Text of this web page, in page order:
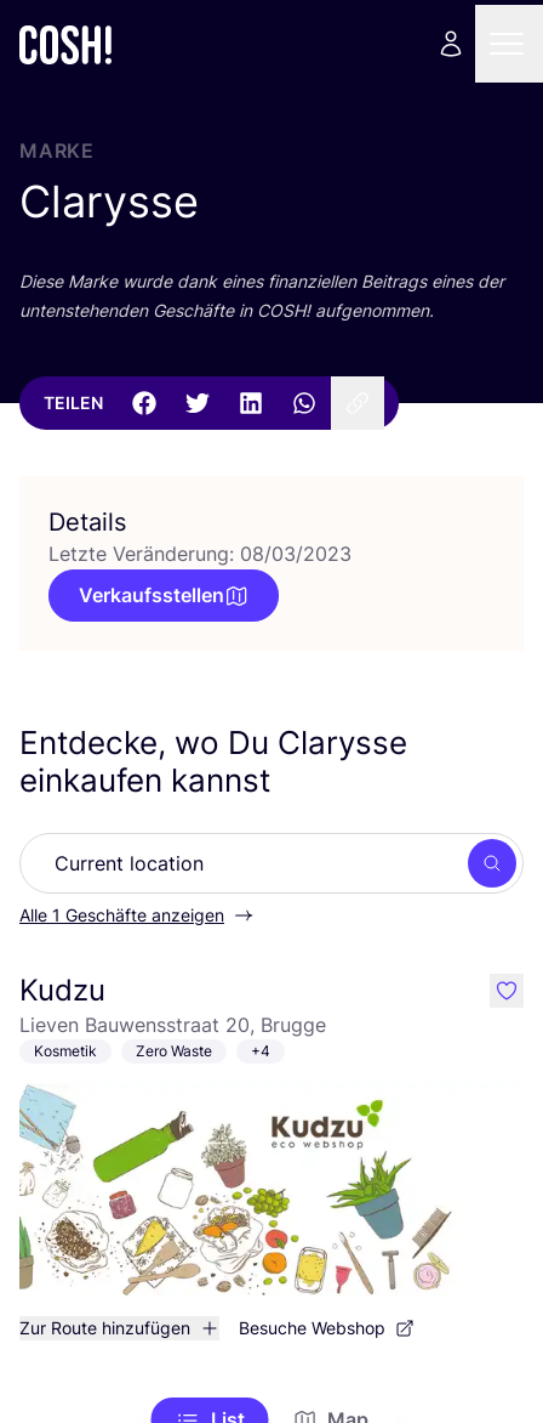
MARKE
Clarysse
Die­se Mar­ke wur­de dank eines finan­zi­el­len Bei­trags eines der
unten­ste­hen­den Geschäf­te in COSH! aufgenommen.
TEILEN
Details
Letzte Veränderung: 08/03/2023
Verkaufsstellen
Entdecke, wo Du Clarysse
einkaufen kannst
Alle 1 Geschäfte anzeigen
Kudzu
Lieven Bauwensstraat 20, Brugge
Kosmetik Zero Waste +4
Zur Route hinzufügen Besuche Webshop
like